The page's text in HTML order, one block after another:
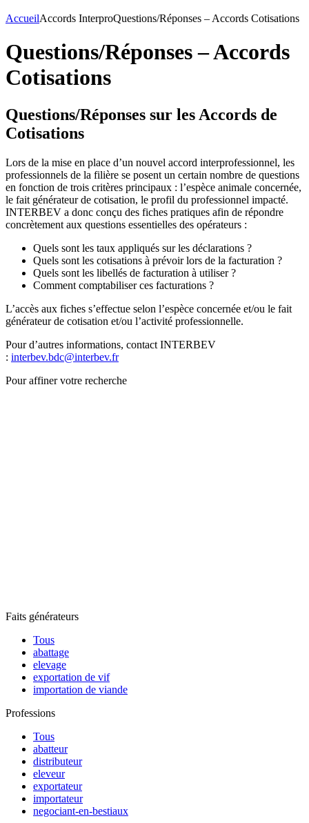
AccueilAccords InterproQuestions/Réponses – Accords Cotisations
Questions/Réponses – Accords
Cotisations
Questions/Réponses sur les Accords de
Cotisations
Lors de la mise en place d’un nouvel accord interprofessionnel, les
professionnels de la filière se posent un certain nombre de questions
en fonction de trois critères principaux : l’espèce animale concernée,
le fait générateur de cotisation, le profil du professionnel impacté.
INTERBEV a donc conçu des fiches pratiques afin de répondre
concrètement aux questions essentielles des opérateurs :
Quels sont les taux appliqués sur les déclarations ?
Quels sont les cotisations à prévoir lors de la facturation ?
Quels sont les libellés de facturation à utiliser ?
Comment comptabiliser ces facturations ?
L’accès aux fiches s’effectue selon l’espèce concernée et/ou le fait
générateur de cotisation et/ou l’activité professionnelle.
Pour d’autres informations, contact INTERBEV
: interbev.bdc@interbev.fr
Pour affiner votre recherche
Faits générateurs
Tous
abattage
elevage
exportation de vif
importation de viande
Professions
Tous
abatteur
distributeur
eleveur
exportateur
importateur
negociant-en-bestiaux